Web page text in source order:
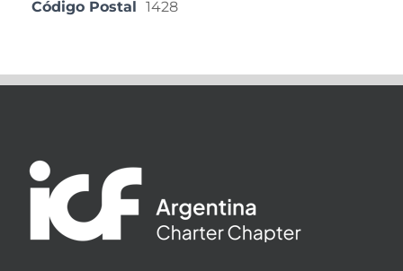
Código Postal 1428